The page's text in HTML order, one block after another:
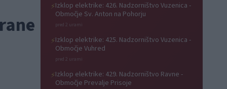
⚡Izklop elektrike: 426. Nadzorništvo Vuzenica -
Območje Sv. Anton na Pohorju
pred 2 urami
⚡Izklop elektrike: 425. Nadzorništvo Vuzenica -
Območje Vuhred
pred 2 urami
⚡Izklop elektrike: 429. Nadzorništvo Ravne -
Območje Prevalje Prisoje